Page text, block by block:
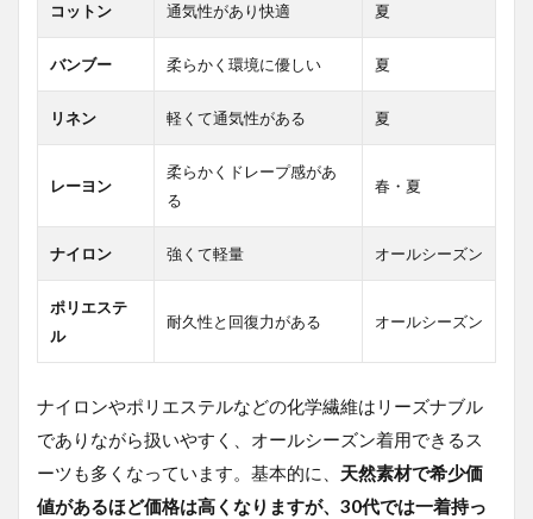
コットン 通気性があり快適 夏
バンブー 柔らかく環境に優しい 夏
リネン 軽くて通気性がある 夏
レーヨン
柔らかくドレープ感があ
る
春・夏
ナイロン 強くて軽量 オールシーズン
ポリエステ
ル
耐久性と回復力がある オールシーズン
ナイロンやポリエステルなどの化学繊維はリーズナブル
でありながら扱いやすく、オールシーズン着用できるス
ーツも多くなっています。基本的に、 天然素材で希少価
値があるほど価格は高くなりますが、30代では一着持っ